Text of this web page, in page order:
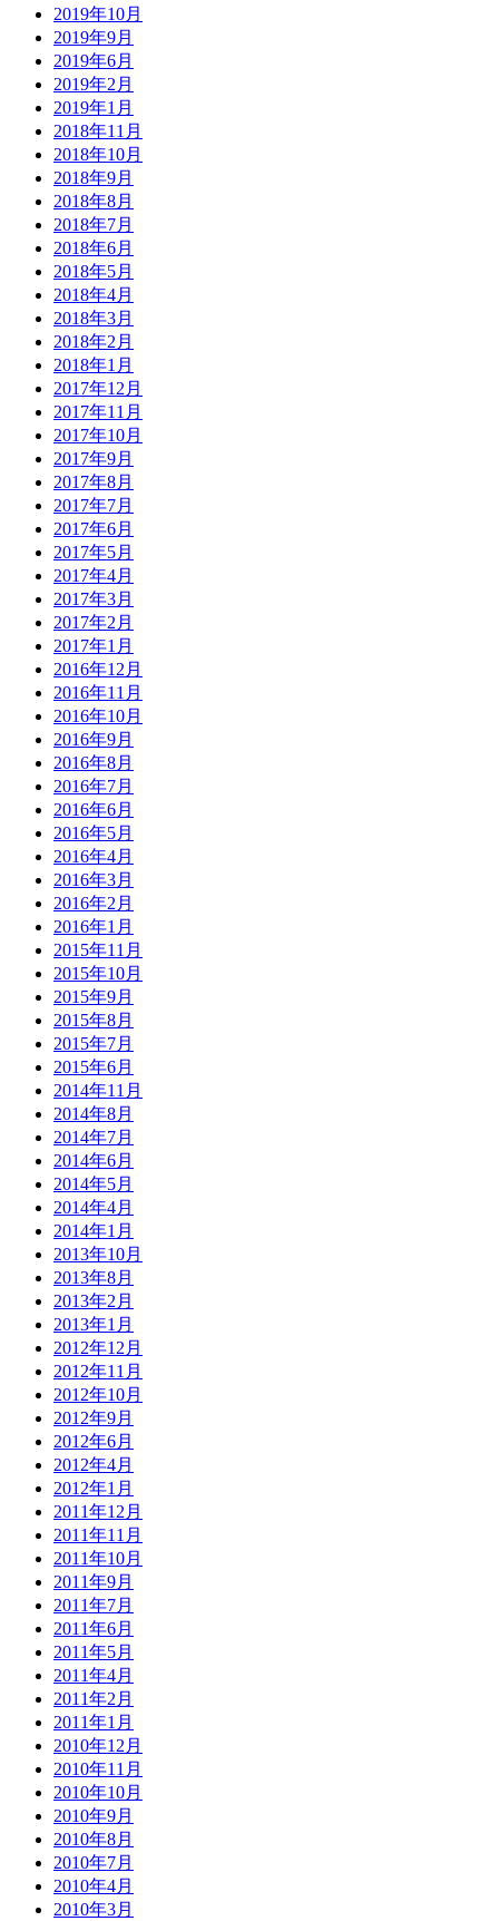
2019年10月
2019年9月
2019年6月
2019年2月
2019年1月
2018年11月
2018年10月
2018年9月
2018年8月
2018年7月
2018年6月
2018年5月
2018年4月
2018年3月
2018年2月
2018年1月
2017年12月
2017年11月
2017年10月
2017年9月
2017年8月
2017年7月
2017年6月
2017年5月
2017年4月
2017年3月
2017年2月
2017年1月
2016年12月
2016年11月
2016年10月
2016年9月
2016年8月
2016年7月
2016年6月
2016年5月
2016年4月
2016年3月
2016年2月
2016年1月
2015年11月
2015年10月
2015年9月
2015年8月
2015年7月
2015年6月
2014年11月
2014年8月
2014年7月
2014年6月
2014年5月
2014年4月
2014年1月
2013年10月
2013年8月
2013年2月
2013年1月
2012年12月
2012年11月
2012年10月
2012年9月
2012年6月
2012年4月
2012年1月
2011年12月
2011年11月
2011年10月
2011年9月
2011年7月
2011年6月
2011年5月
2011年4月
2011年2月
2011年1月
2010年12月
2010年11月
2010年10月
2010年9月
2010年8月
2010年7月
2010年4月
2010年3月